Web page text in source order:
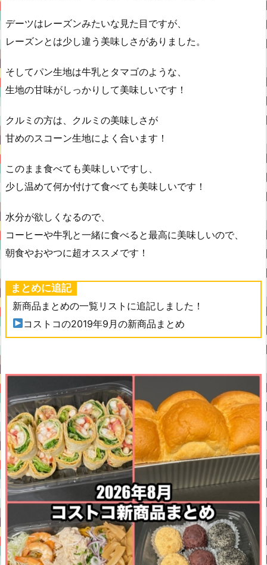
デーツはレーズンみたいな見た目ですが、
レーズンとは少し違う美味しさがありました。
そしてパン生地は牛乳とタマゴのような、
生地の甘味がしっかりして美味しいです！
クルミの方は、クルミの美味しさが
甘めのスコーン生地によく合います！
このまま食べても美味しいですし、
少し温めて何か付けて食べても美味しいです！
水分が欲しくなるので、
コーヒーや牛乳と一緒に食べると最高に美味しいので、
朝食やおやつに超オススメです！
まとめに追記
新商品まとめの一覧リストに追記しました！
コストコの2019年9月の新商品まとめ